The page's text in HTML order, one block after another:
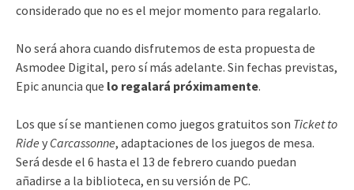
considerado que no es el mejor momento para regalarlo.
No será ahora cuando disfrutemos de esta propuesta de
Asmodee Digital, pero sí más adelante. Sin fechas previstas,
Epic anuncia que lo regalará próximamente.
Los que sí se mantienen como juegos gratuitos son Ticket to
Ride y Carcassonne, adaptaciones de los juegos de mesa.
Será desde el 6 hasta el 13 de febrero cuando puedan
añadirse a la biblioteca, en su versión de PC.